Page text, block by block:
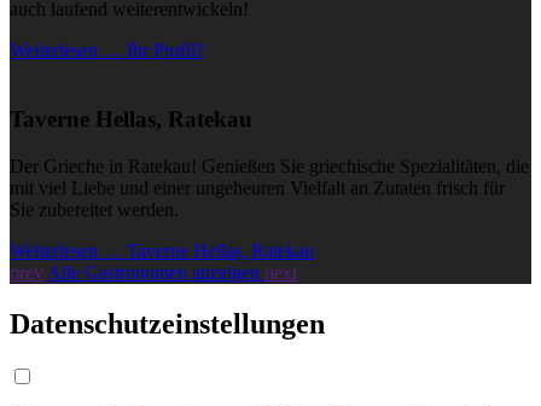
auch laufend weiterentwickeln!
Weiterlesen … Ihr Profil?
Taverne Hellas, Ratekau
Der Grieche in Ratekau! Genießen Sie griechische Spezialitäten, die
mit viel Liebe und einer ungeheuren Vielfalt an Zutaten frisch für
Sie zubereitet werden.
Weiterlesen … Taverne Hellas, Ratekau
prev Alle Gastronomen anzeigen next
Datenschutzeinstellungen